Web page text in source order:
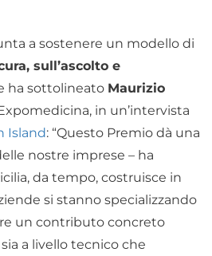
a sostenere un modello di
sull’ascolto e
ha sottolineato Maurizio
in un’intervista
Island: “Questo Premio dà una
nostre imprese – ha
da tempo, costruisce in
si stanno specializzando
un contributo concreto
a livello tecnico che